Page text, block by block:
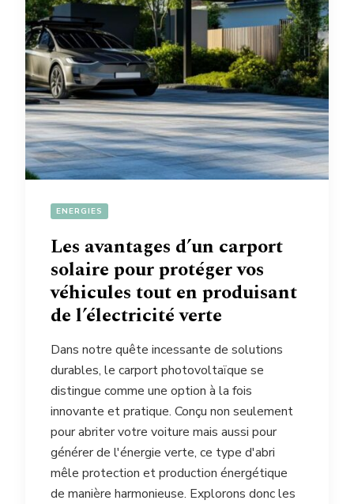
ENERGIES
Les avantages d’un carport
solaire pour protéger vos
véhicules tout en produisant
de l’électricité verte
Dans notre quête incessante de solutions
durables, le carport photovoltaïque se
distingue comme une option à la fois
innovante et pratique. Conçu non seulement
pour abriter votre voiture mais aussi pour
générer de l'énergie verte, ce type d'abri
mêle protection et production énergétique
de manière harmonieuse. Explorons donc les